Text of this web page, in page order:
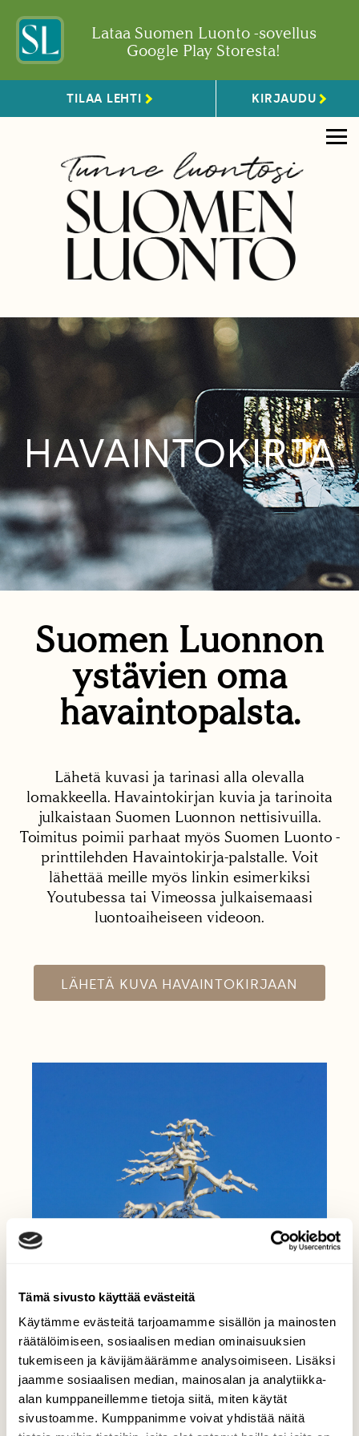
Tämä sivusto käyttää evästeitä
Käytämme evästeitä tarjoamamme sisällön ja mainosten
räätälöimiseen, sosiaalisen median ominaisuuksien
tukemiseen ja kävijämäärämme analysoimiseen. Lisäksi
jaamme sosiaalisen median, mainosalan ja analytiikka-
alan kumppaneillemme tietoja siitä, miten käytät
sivustoamme. Kumppanimme voivat yhdistää näitä
Lataa Suomen Luonto -sovellus
Google Play Storesta!
TILAA LEHTI KIRJAUDU
HAVAINTOKIRJA
Suomen Luonnon
ystävien oma
havaintopalsta.
Lähetä kuvasi ja tarinasi alla olevalla
lomakkeella. Havaintokirjan kuvia ja tarinoita
julkaistaan Suomen Luonnon nettisivuilla.
Toimitus poimii parhaat myös Suomen Luonto -
printtilehden Havaintokirja-palstalle. Voit
lähettää meille myös linkin esimerkiksi
Youtubessa tai Vimeossa julkaisemaasi
luontoaiheiseen videoon.
LÄHETÄ KUVA HAVAINTOKIRJAAN